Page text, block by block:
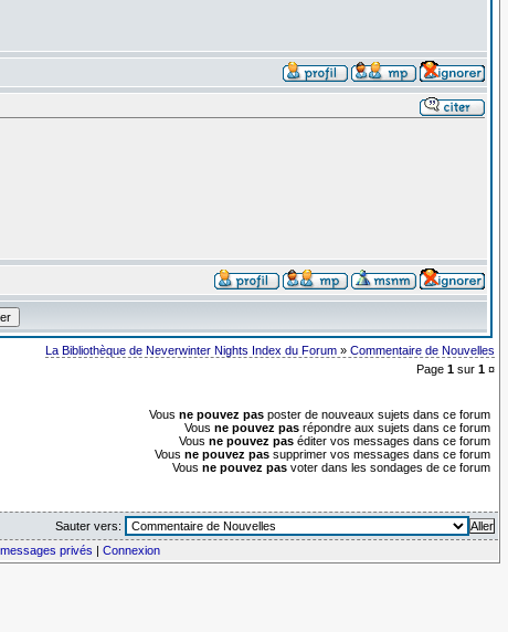
La Bibliothèque de Neverwinter Nights Index du Forum »Commentaire de Nouvelles
Page1 sur1 ¤
Vousne pouvez pas poster de nouveaux sujets dans ce forum
Vousne pouvez pas répondre aux sujets dans ce forum
Vousne pouvez pas éditer vos messages dans ce forum
Vousne pouvez pas supprimer vos messages dans ce forum
Vousne pouvez pas voter dans les sondages de ce forum
Sauter vers:
privés Connexion